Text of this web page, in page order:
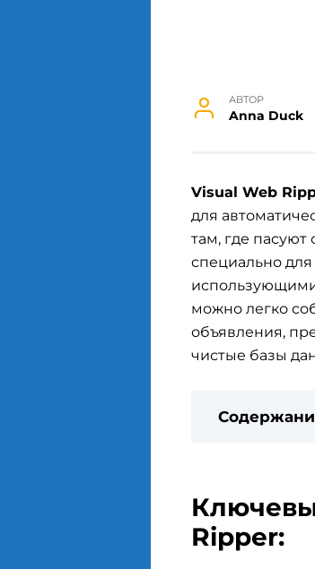
АВТОР
Anna Duck
Visual Web
для
там, где
специально
можно легко
объявления,
чистые базы
Ripper: